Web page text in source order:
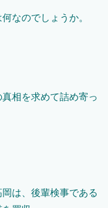
なのでしょうか。
相を求めて詰め寄っ
は、後輩検事である